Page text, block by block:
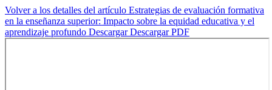
Volver a los detalles del artículo Estrategias de evaluación formativa
en la enseñanza superior: Impacto sobre la equidad educativa y el
aprendizaje profundo DescargarDescargar PDF